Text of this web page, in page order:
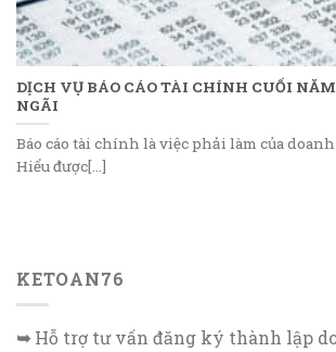
DỊCH VỤ BÁO CÁO TÀI CHÍNH CUỐI
NGÃI
Báo cáo tài chính là việc phải làm của
Hiểu được[...]
KETOAN76
➥Hỗ trợ tư vấn đăng ký thành lập